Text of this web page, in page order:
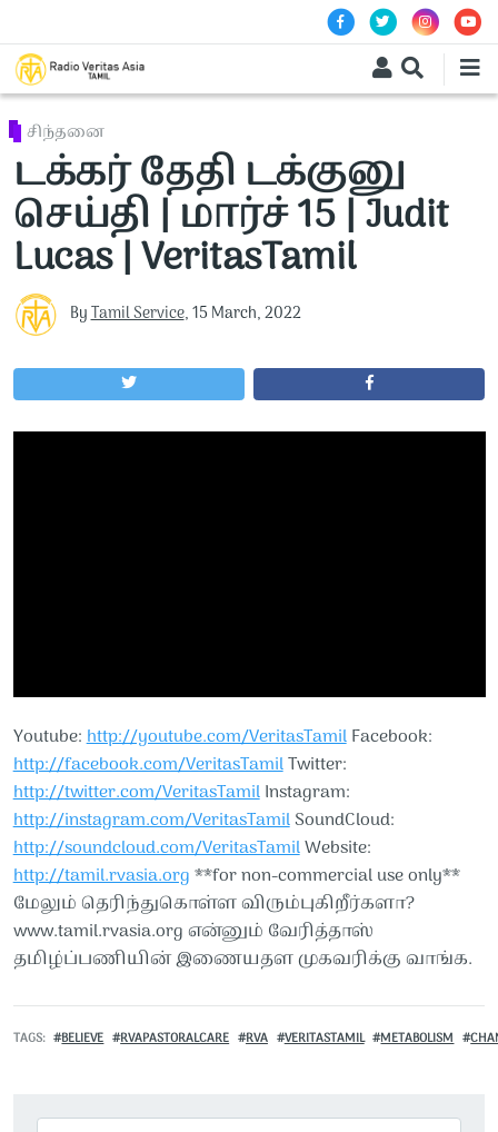
சிந்தனை
டக்கர் தேதி டக்குனு
செய்தி | மார்ச் 15 | Judit
Lucas | VeritasTamil
ByTamil Service,15 March, 2022
Youtube:http://youtube.com/VeritasTamil​​Facebook:
http://facebook.com/VeritasTamil​​Twitter:
http://twitter.com/VeritasTamil​​Instagram:
http://instagram.com/VeritasTamil​​SoundCloud:
http://soundcloud.com/VeritasTamil​​Website:
http://tamil.rvasia.org​​**for non-commercial use only**
மேலும் தெரிந்துகொள்ள விரும்புகிறீர்களா?
www.tamil.rvasia.org என்னும் வேரித்தாஸ்
தமிழ்ப்பணியின் இணையதள முகவரிக்கு வாங்க.
TAGS BELIEVE RVAPASTORALCARE RVA VERITASTAMIL METABOLISM